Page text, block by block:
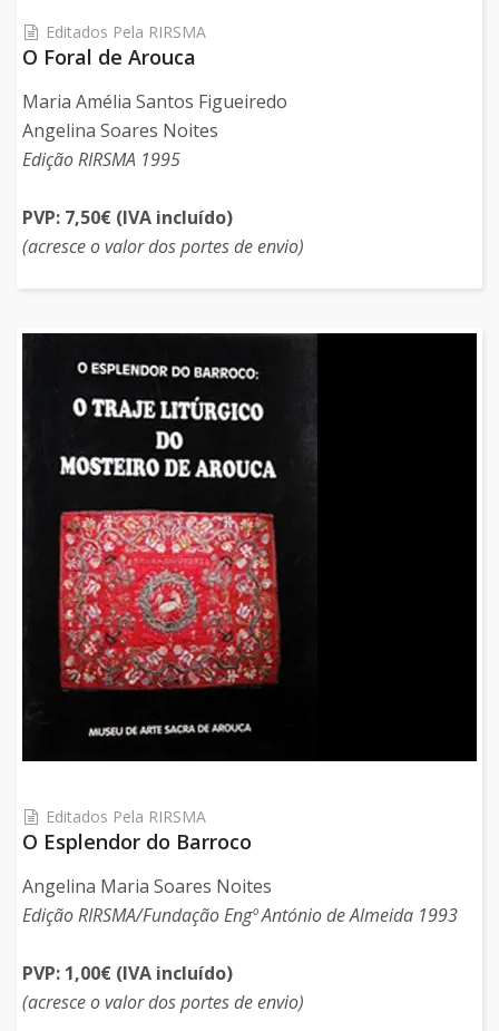
Editados Pela RIRSMA
O Foral de Arouca
Maria Amélia Santos Figueiredo
Angelina Soares Noites
Edição RIRSMA 1995
PVP: 7,50€ (IVA incluído)
(acresce o valor dos portes de envio)
Editados Pela RIRSMA
O Esplendor do Barroco
Angelina Maria Soares Noites
Edição RIRSMA/Fundação Engº António de Almeida 1993
PVP: 1,00€ (IVA incluído)
(acresce o valor dos portes de envio)